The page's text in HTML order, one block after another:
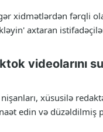
xidmətlərdən fərqli
axtaran
videolarını
nişanları, xüsusilə
edin və düzəldilmiş